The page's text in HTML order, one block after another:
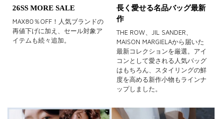
ホワイト ブラック グレー
ベージュ ブラウン オレンジ
ピンク
グリーン ブルー
26SS MORE SALE
MAX80％OFF！人気ブランドの
再値下げに加え、セール対象ア
イテムも続々追加。
長く愛せる名品バッグ最新
作
THE ROW、JIL SANDER、
MAISON MARGIELAから届いた
最新コレクションを厳選。アイ
コンとして愛される人気バッグ
はもちろん、スタイリングの鮮
度を高める新作小物もラインナ
ップしました。